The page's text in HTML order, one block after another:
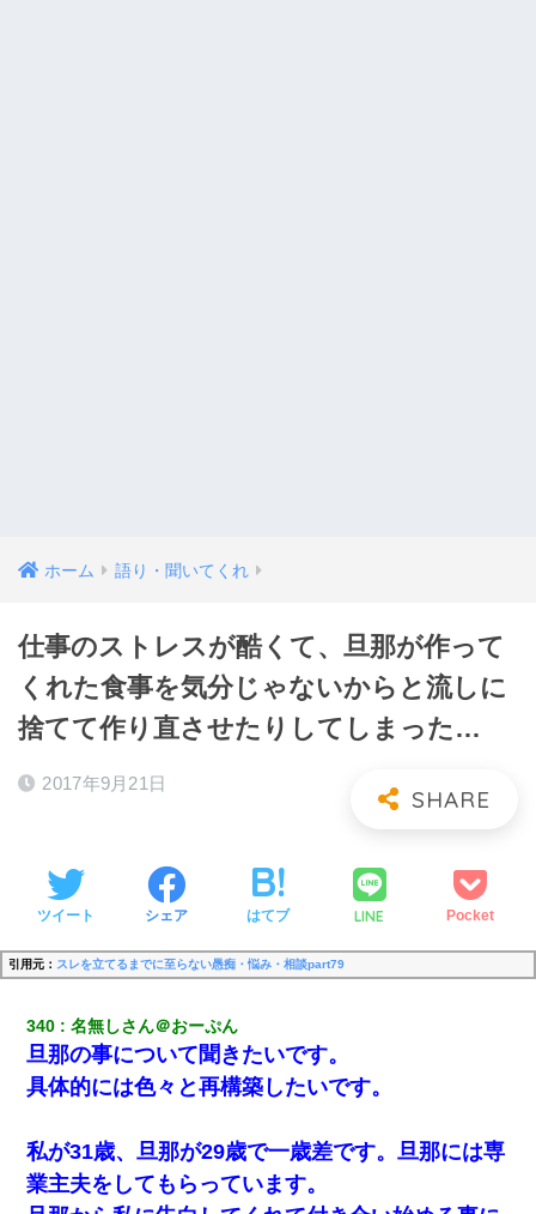
ホーム 語り・聞いてくれ
仕事のストレスが酷くて、旦那が作って
くれた食事を気分じゃないからと流しに
捨てて作り直させたりしてしまった…
2017年9月21日
ツイート シェア はてブ LINE Pocket
引用元： スレを立てるまでに至らない愚痴・悩み・相談part79
340 名無しさん＠おーぷん
旦那の事について聞きたいです。
具体的には色々と再構築したいです。
私が31歳、旦那が29歳で一歳差です。旦那には専
業主夫をしてもらっています。